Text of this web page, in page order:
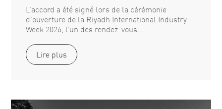
L’accord a été signé lors de la cérémonie
d’ouverture de la Riyadh International Industry
Week 2026, l’un des rendez-vous...
Lire plus